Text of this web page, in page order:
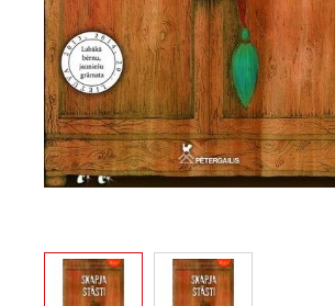
View larger imageView larger image